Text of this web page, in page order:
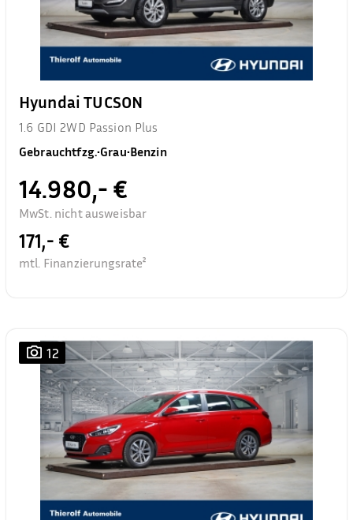
Hyundai TUCSON
1.6 GDI 2WD Passion Plus
Gebrauchtfzg.•Grau•Benzin
14.980,- €
MwSt. nicht ausweisbar
171,- €
mtl. Finanzierungsrate²
12